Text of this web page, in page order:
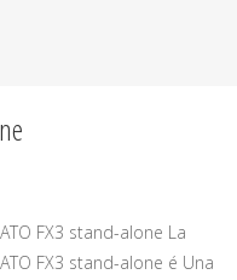
FX3 stand-alone La
FX3 stand-alone é Una